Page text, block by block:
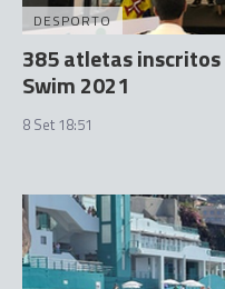
DESPORTO
385 atletas
Swim 2021
8 Set 18:51